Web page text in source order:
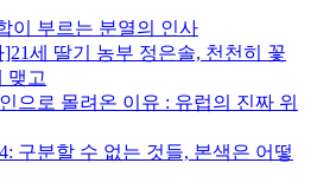
이 부르는 분열의 인사
세 딸기 농부 정은솔, 천천히 꽃
맺고
으로 몰려온 이유 : 유럽의 진짜 위
구분할 수 없는 것들, 본색은 어떻